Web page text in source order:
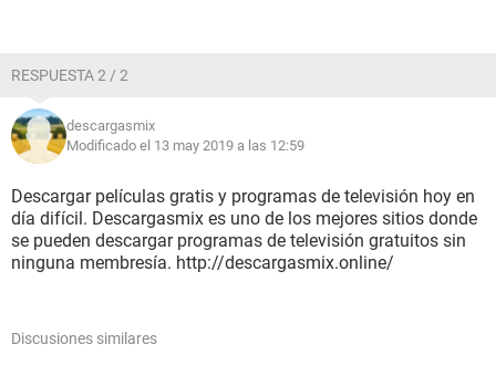
RESPUESTA 2 / 2
descargasmix
Modificado el 13 may 2019 a las 12:59
Descargar películas gratis y programas de televisión hoy en
día difícil. Descargasmix es uno de los mejores sitios donde
se pueden descargar programas de televisión gratuitos sin
ninguna membresía. http://descargasmix.online/
Discusiones similares